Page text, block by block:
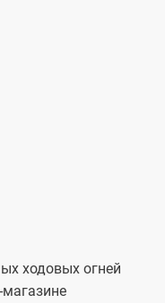
ходовых огней